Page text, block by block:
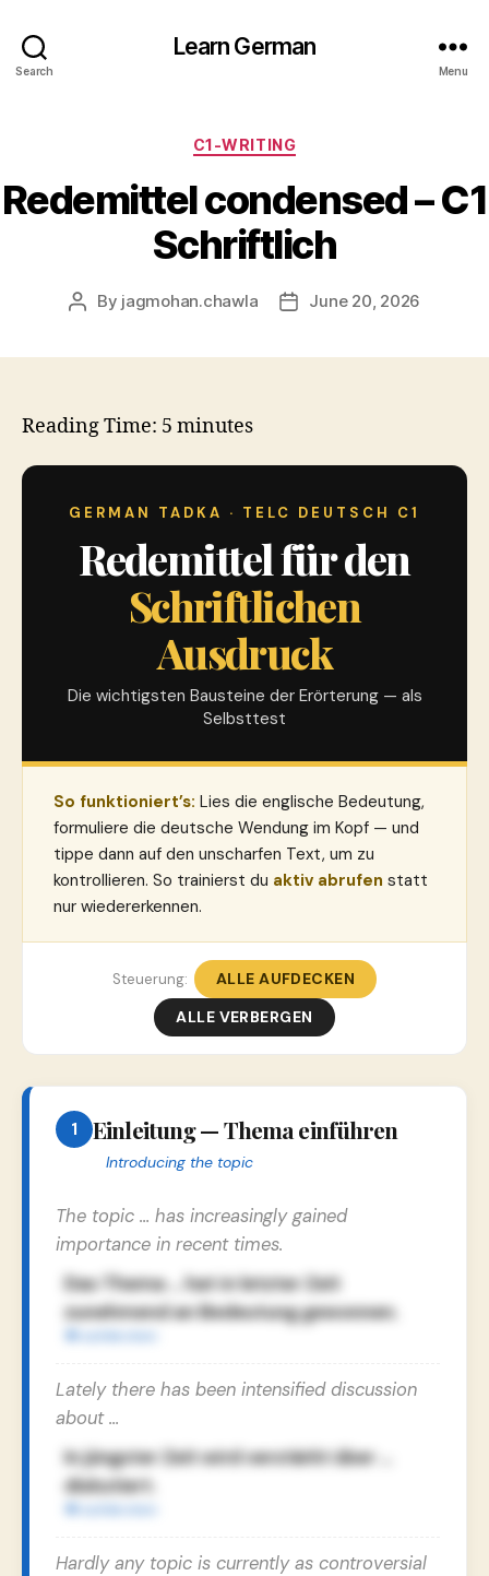
Search
Learn German
Menu
Categories
C1-WRITING
Redemittel condensed – C1
Schriftlich
Post
By jagmohan.chawla
PostJune 20, 2026
Reading Time: 5 minutes
GERMAN TADKA · TELC DEUTSCH C1
Redemittel für den
Schriftlichen
Ausdruck
Die wichtigsten Bausteine der Erörterung — als
Selbsttest
So funktioniert’s: Lies die englische Bedeutung,
formuliere die deutsche Wendung im Kopf — und
tippe dann auf den unscharfen Text, um zu
kontrollieren. So trainierst du aktiv abrufen statt
nur wiedererkennen.
Steuerung:
ALLE AUFDECKEN
ALLE VERBERGEN
1 Einleitung — Thema einführen
Introducing the topic
The topic … has increasingly gained
importance in recent times.
Das Thema … hat in letzter Zeit
zunehmend an Bedeutung gewonnen.
Lately there has been intensified discussion
about …
In jüngster Zeit wird verstärkt über …
diskutiert.
Hardly any topic is currently as controversial